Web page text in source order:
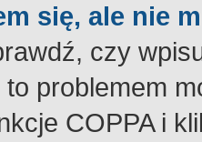
się, ale nie
czy
problemem
COPPA i